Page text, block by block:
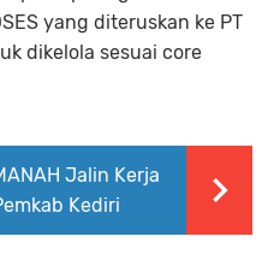
yang diteruskan ke PT
dikelola sesuai core
Jalin Kerja
Kediri